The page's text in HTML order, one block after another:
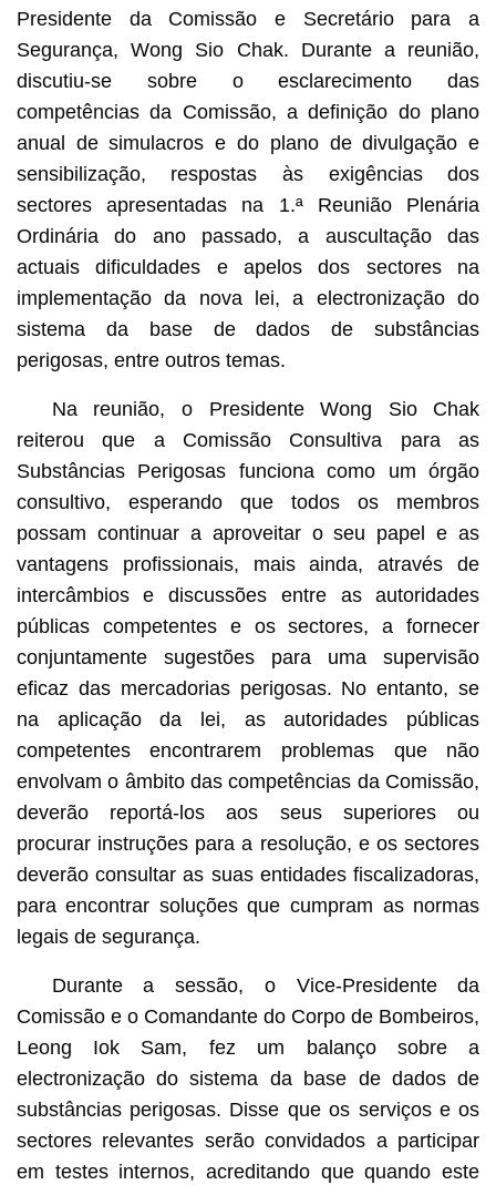
Presidente da Comissão e Secretário para a
Segurança, Wong Sio Chak. Durante a reunião,
discutiu-se sobre o esclarecimento das
competências da Comissão, a definição do plano
anual de simulacros e do plano de divulgação e
sensibilização, respostas às exigências dos
sectores apresentadas na 1.ª Reunião Plenária
Ordinária do ano passado, a auscultação das
actuais dificuldades e apelos dos sectores na
implementação da nova lei, a electronização do
sistema da base de dados de substâncias
perigosas, entre outros temas.
Na reunião, o Presidente Wong Sio Chak
reiterou que a Comissão Consultiva para as
Substâncias Perigosas funciona como um órgão
consultivo, esperando que todos os membros
possam continuar a aproveitar o seu papel e as
vantagens profissionais, mais ainda, através de
intercâmbios e discussões entre as autoridades
públicas competentes e os sectores, a fornecer
conjuntamente sugestões para uma supervisão
eficaz das mercadorias perigosas. No entanto, se
na aplicação da lei, as autoridades públicas
competentes encontrarem problemas que não
envolvam o âmbito das competências da Comissão,
deverão reportá-los aos seus superiores ou
procurar instruções para a resolução, e os sectores
deverão consultar as suas entidades fiscalizadoras,
para encontrar soluções que cumpram as normas
legais de segurança.
Durante a sessão, o Vice-Presidente da
Comissão e o Comandante do Corpo de Bombeiros,
Leong Iok Sam, fez um balanço sobre a
electronização do sistema da base de dados de
substâncias perigosas. Disse que os serviços e os
sectores relevantes serão convidados a participar
em testes internos, acreditando que quando este